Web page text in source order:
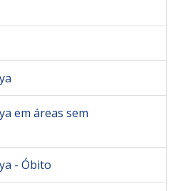
em áreas sem
- Óbito